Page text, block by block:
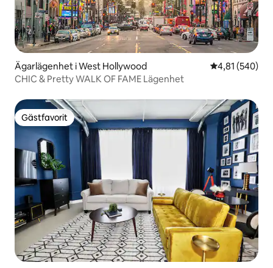
Ägarlägenhet i West Hollywood 4,81 av 5 i
4,81 (540)
CHIC & Pretty WALK OF FAME Lägenhet
Gästfavorit
Gästfavorit